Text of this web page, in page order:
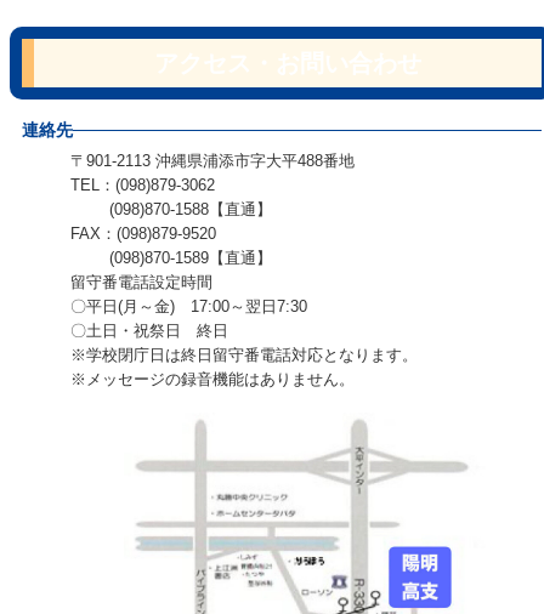
連絡先
〒901-2113 沖縄県浦添市字大平488番地
TEL：(098)879-3062
(098)870-1588【直通】
FAX：(098)879-9520
(098)870-1589【直通】
留守番電話設定時間
〇平日(月～金) 17:00～翌日7:30
〇土日・祝祭日 終日
※学校閉庁日は終日留守番電話対応となります。
※メッセージの録音機能はありません。